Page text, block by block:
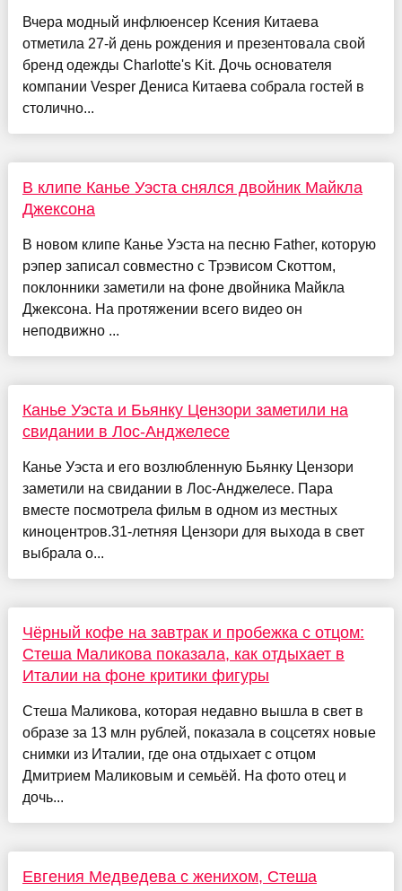
Вчера модный инфлюенсер Ксения Китаева
отметила 27-й день рождения и презентовала свой
бренд одежды Charlotte's Kit. Дочь основателя
компании Vesper Дениса Китаева собрала гостей в
столично...
В клипе Канье Уэста снялся двойник Майкла
Джексона
В новом клипе Канье Уэста на песню Father, которую
рэпер записал совместно с Трэвисом Скоттом,
поклонники заметили на фоне двойника Майкла
Джексона. На протяжении всего видео он
неподвижно ...
Канье Уэста и Бьянку Цензори заметили на
свидании в Лос-Анджелесе
Канье Уэста и его возлюбленную Бьянку Цензори
заметили на свидании в Лос-Анджелесе. Пара
вместе посмотрела фильм в одном из местных
киноцентров.31-летняя Цензори для выхода в свет
выбрала о...
Чёрный кофе на завтрак и пробежка с отцом:
Стеша Маликова показала, как отдыхает в
Италии на фоне критики фигуры
Стеша Маликова, которая недавно вышла в свет в
образе за 13 млн рублей, показала в соцсетях новые
снимки из Италии, где она отдыхает с отцом
Дмитрием Маликовым и семьёй. На фото отец и
дочь...
Евгения Медведева с женихом, Стеша